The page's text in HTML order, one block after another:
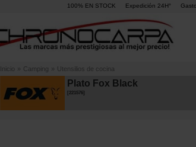
100% EN STOCK Expedición 24H°
Inicio » Camping » Utensilios de cocina
Plato Fox Black
221576]